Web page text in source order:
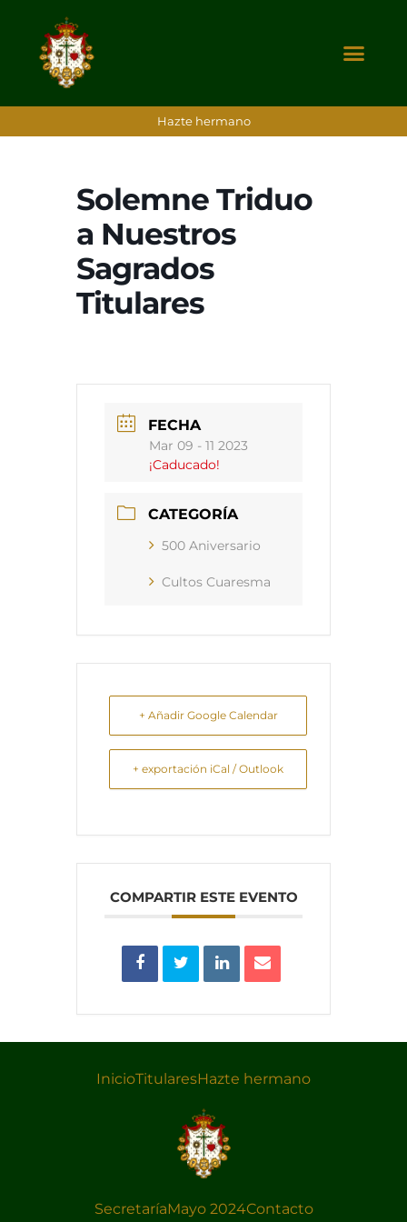
Hazte hermano
Solemne Triduo
a Nuestros
Sagrados
Titulares
FECHA
Mar 09 - 11 2023
¡Caducado!
CATEGORÍA
500 Aniversario
Cultos Cuaresma
+ Añadir Google Calendar
+ exportación iCal / Outlook
COMPARTIR ESTE EVENTO
InicioTitularesHazte hermano
SecretaríaMayo 2024Contacto